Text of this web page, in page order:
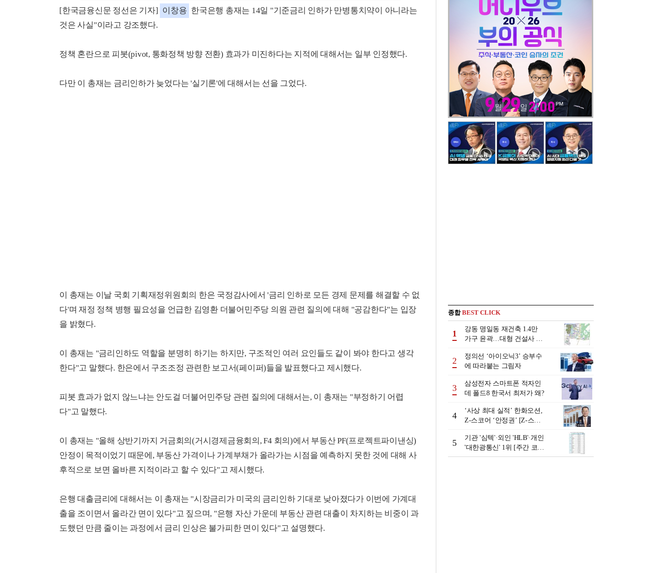
[한국금융신문 정선은 기자] 이창용 한국은행 총재는 14일 "기준금리 인하가 만병통치약이 아니라는
것은 사실"이라고 강조했다.
정책 혼란으로 피봇(pivot, 통화정책 방향 전환) 효과가 미진하다는 지적에 대해서는 일부 인정했다.
다만 이 총재는 금리인하가 늦었다는 '실기론'에 대해서는 선을 그었다.
이 총재는 이날 국회 기획재정위원회의 한은 국정감사에서 '금리 인하로 모든 경제 문제를 해결할 수 없
다'며 재정 정책 병행 필요성을 언급한 김영환 더불어민주당 의원 관련 질의에 대해 "공감한다"는 입장
을 밝혔다.
이 총재는 "금리인하도 역할을 분명히 하기는 하지만, 구조적인 여러 요인들도 같이 봐야 한다고 생각
한다"고 말했다. 한은에서 구조조정 관련한 보고서(페이퍼)들을 발표했다고 제시했다.
피봇 효과가 없지 않느냐는 안도걸 더불어민주당 관련 질의에 대해서는, 이 총재는 "부정하기 어렵
다"고 말했다.
이 총재는 "올해 상반기까지 거금회의(거시경제금융회의, F4 회의)에서 부동산 PF(프로젝트파이낸싱)
안정이 목적이었기 때문에, 부동산 가격이나 가계부채가 올라가는 시점을 예측하지 못한 것에 대해 사
후적으로 보면 올바른 지적이라고 할 수 있다"고 제시했다.
은행 대출금리에 대해서는 이 총재는 "시장금리가 미국의 금리인하 기대로 낮아졌다가 이번에 가계대
출을 조이면서 올라간 면이 있다"고 짚으며, "은행 자산 가운데 부동산 관련 대출이 차지하는 비중이 과
도했던 만큼 줄이는 과정에서 금리 인상은 불가피한 면이 있다"고 설명했다.
종합BEST CLICK
1
강동 명일동 재건축 1.4만
가구 윤곽…대형 건설사 수
2
정의선 ‘아이오닉3ʼ 승부수
에 따라붙는 그림자
3
삼성전자 스마트폰 적자인
데 폴드8 한국서 최저가 왜?
4
‘사상 최대 실적ʼ 한화오션,
Z-스코어 ‘안정권ʼ [Z-스코
5
기관 '심텍'·외인 'HLB'·개인
'대한광통신' 1위 [주간 코스
닥 순매수- 2026년 8월3일~8